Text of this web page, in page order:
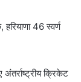
46 स्वर्ण
क्रिकेट